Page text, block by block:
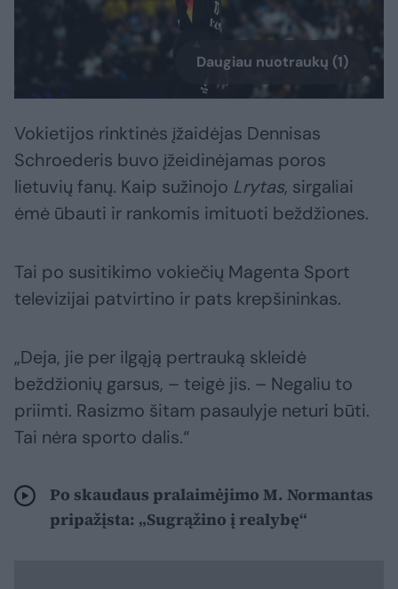
Daugiau nuotraukų (1)
Vokietijos rinktinės įžaidėjas Dennisas
Schroederis buvo įžeidinėjamas poros
lietuvių fanų. Kaip sužinojo Lrytas, sirgaliai
ėmė ūbauti ir rankomis imituoti beždžiones.
Tai po susitikimo vokiečių Magenta Sport
televizijai patvirtino ir pats krepšininkas.
„Deja, jie per ilgąją pertrauką skleidė
beždžionių garsus, – teigė jis. – Negaliu to
priimti. Rasizmo šitam pasaulyje neturi būti.
Tai nėra sporto dalis.“
Po skaudaus pralaimėjimo M. Normantas
pripažįsta: „Sugrąžino į realybę“